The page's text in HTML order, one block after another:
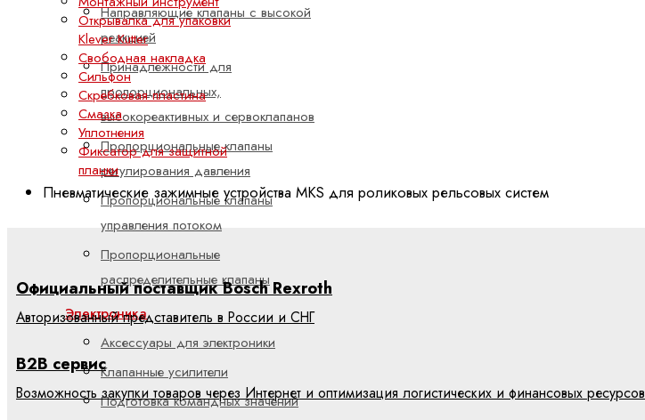
Направляющие клапаны с высокой
реакцией
Принадлежности для
пропорциональных,
высокореактивных и сервоклапанов
Пропорциональные клапаны
регулирования давления
Пропорциональные клапаны
управления потоком
Пропорциональные
распределительные клапаны
Электроника
Аксессуары для электроники
Клапанные усилители
Подготовка командных значений
Открывалка для упаковки
Klever Kutter
Свободная накладка
Сильфон
Скребковая пластина
Смазка
Уплотнения
Фиксатор для защитной
планки
Пневматические зажимные устройства MKS для роликовых рельсовых систем
Официальный поставщик Bosch Rexroth
Авторизованный представитель в России и СНГ
B2B сервис
Возможность закупки товаров через Интернет и оптимизация логистических и финансовых ресурсов